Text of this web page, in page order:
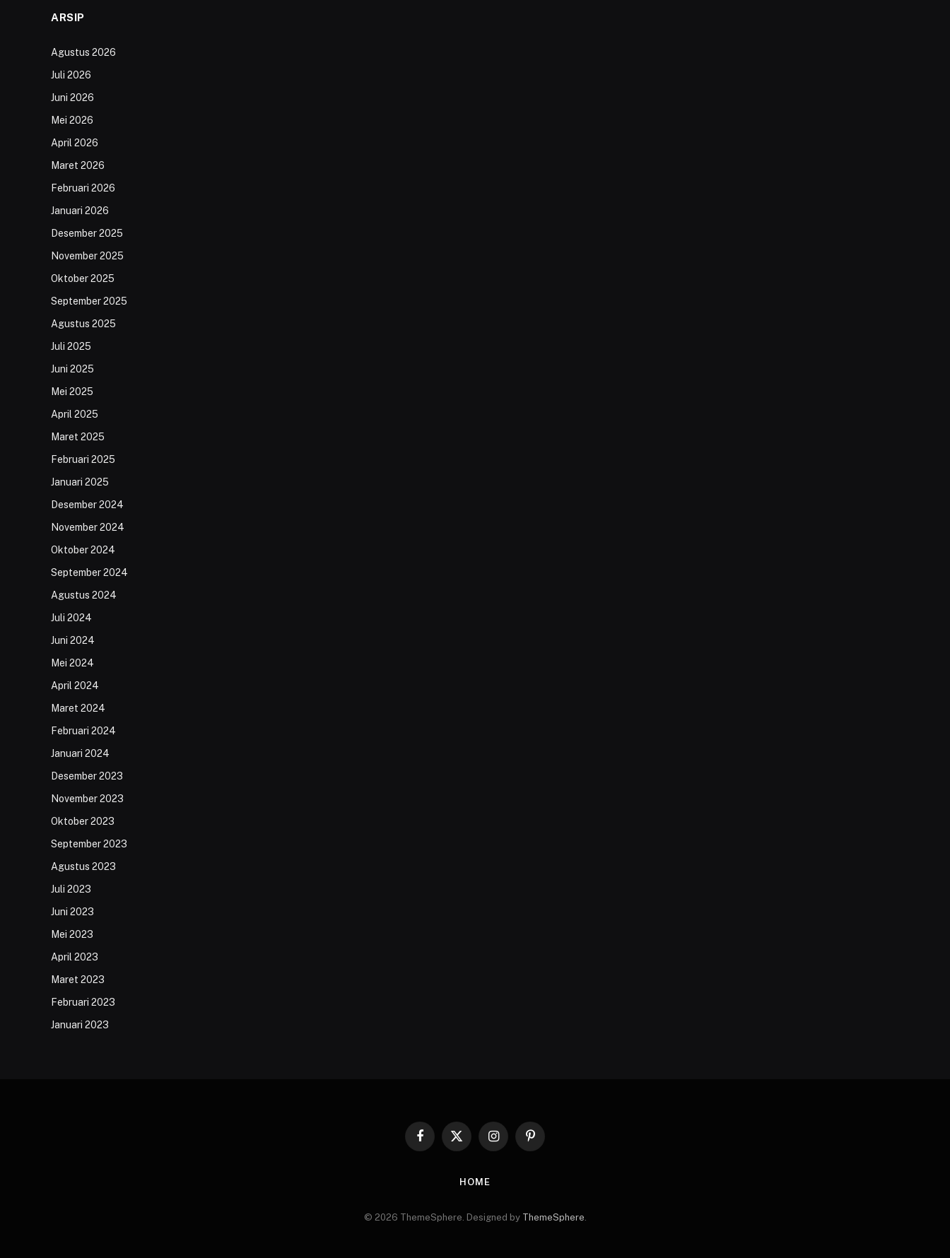
ARSIP
Agustus 2026
Juli 2026
Juni 2026
Mei 2026
April 2026
Maret 2026
Februari 2026
Januari 2026
Desember 2025
November 2025
Oktober 2025
September 2025
Agustus 2025
Juli 2025
Juni 2025
Mei 2025
April 2025
Maret 2025
Februari 2025
Januari 2025
Desember 2024
November 2024
Oktober 2024
September 2024
Agustus 2024
Juli 2024
Juni 2024
Mei 2024
April 2024
Maret 2024
Februari 2024
Januari 2024
Desember 2023
November 2023
Oktober 2023
September 2023
Agustus 2023
Juli 2023
Juni 2023
Mei 2023
April 2023
Maret 2023
Februari 2023
Januari 2023
Facebook
X
InstagramPinterest
HOME
© 2026 ThemeSphere. Designed by ThemeSphere.